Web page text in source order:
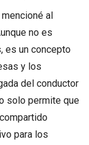
al
no es
es un concepto
y los
del conductor
solo permite que
para los